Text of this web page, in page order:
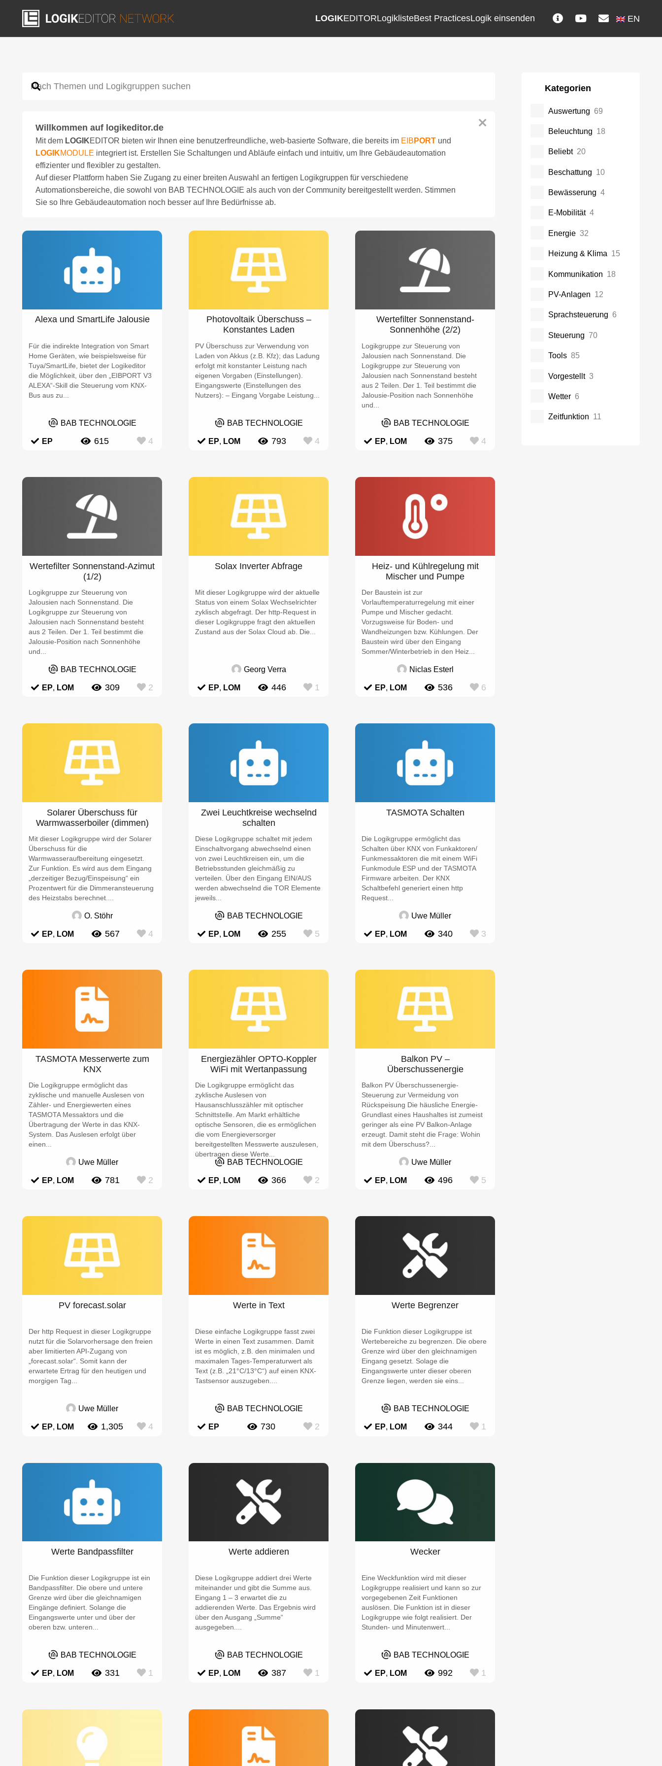
LOGIKEDITORLogiklisteBest PracticesLogik einsenden EN
Willkommen auf logikeditor.de
Mit dem LOGIKEDITOR bieten wir Ihnen eine benutzerfreundliche, web-basierte Software, die bereits im EIBPORT und
LOGIKMODULE integriert ist. Erstellen Sie Schaltungen und Abläufe einfach und intuitiv, um Ihre Gebäudeautomation
effizienter und flexibler zu gestalten.
Auf dieser Plattform haben Sie Zugang zu einer breiten Auswahl an fertigen Logikgruppen für verschiedene
Automationsbereiche, die sowohl von BAB TECHNOLOGIE als auch von der Community bereitgestellt werden. Stimmen
Sie so Ihre Gebäudeautomation noch besser auf Ihre Bedürfnisse ab.
Alexa und SmartLife Jalousie
Für die indirekte Integration von Smart
Home Geräten, wie beispielsweise für
Tuya/SmartLife, bietet der Logikeditor
die Möglichkeit, über den „EIBPORT V3
ALEXA“-Skill die Steuerung vom KNX-
Bus aus zu...
BAB TECHNOLOGIE
EP 615 4
Photovoltaik Überschuss –
Konstantes Laden
PV Überschuss zur Verwendung von
Laden von Akkus (z.B. Kfz); das Ladung
erfolgt mit konstanter Leistung nach
eigenen Vorgaben (Einstellungen).
Eingangswerte (Einstellungen des
Nutzers): – Eingang Vorgabe Leistung...
BAB TECHNOLOGIE
EP, LOM 793 4
Wertefilter Sonnenstand-
Sonnenhöhe (2/2)
Logikgruppe zur Steuerung von
Jalousien nach Sonnenstand. Die
Logikgruppe zur Steuerung von
Jalousien nach Sonnenstand besteht
aus 2 Teilen. Der 1. Teil bestimmt die
Jalousie-Position nach Sonnenhöhe
und...
BAB TECHNOLOGIE
EP, LOM 375 4
Wertefilter Sonnenstand-Azimut
(1/2)
Logikgruppe zur Steuerung von
Jalousien nach Sonnenstand. Die
Logikgruppe zur Steuerung von
Jalousien nach Sonnenstand besteht
aus 2 Teilen. Der 1. Teil bestimmt die
Jalousie-Position nach Sonnenhöhe
und...
BAB TECHNOLOGIE
EP, LOM 309 2
Solax Inverter Abfrage
Mit dieser Logikgruppe wird der aktuelle
Status von einem Solax Wechselrichter
zyklisch abgefragt. Der http-Request in
dieser Logikgruppe fragt den aktuellen
Zustand aus der Solax Cloud ab. Die...
Georg Verra
EP, LOM 446 1
Heiz- und Kühlregelung mit
Mischer und Pumpe
Der Baustein ist zur
Vorlauftemperaturregelung mit einer
Pumpe und Mischer gedacht.
Vorzugsweise für Boden- und
Wandheizungen bzw. Kühlungen. Der
Baustein wird über den Eingang
Sommer/Winterbetrieb in den Heiz...
Niclas Esterl
EP, LOM 536 6
Solarer Überschuss für
Warmwasserboiler (dimmen)
Mit dieser Logikgruppe wird der Solarer
Überschuss für die
Warmwasseraufbereitung eingesetzt.
Zur Funktion. Es wird aus dem Eingang
„derzeitiger Bezug/Einspeisung“ ein
Prozentwert für die Dimmeransteuerung
des Heizstabs berechnet....
O. Stöhr
EP, LOM 567 4
Zwei Leuchtkreise wechselnd
schalten
Diese Logikgruppe schaltet mit jedem
Einschaltvorgang abwechselnd einen
von zwei Leuchtkreisen ein, um die
Betriebsstunden gleichmäßig zu
verteilen. Über den Eingang EIN/AUS
werden abwechselnd die TOR Elemente
jeweils...
BAB TECHNOLOGIE
EP, LOM 255 5
TASMOTA Schalten
Die Logikgruppe ermöglicht das
Schalten über KNX von Funkaktoren/
Funkmessaktoren die mit einem WiFi
Funkmodule ESP und der TASMOTA
Firmware arbeiten. Der KNX
Schaltbefehl generiert einen http
Request...
Uwe Müller
EP, LOM 340 3
TASMOTA Messerwerte zum
KNX
Die Logikgruppe ermöglicht das
zyklische und manuelle Auslesen von
Zähler- und Energiewerten eines
TASMOTA Messaktors und die
Übertragung der Werte in das KNX-
System. Das Auslesen erfolgt über
einen...
Uwe Müller
EP, LOM 781 2
Energiezähler OPTO-Koppler
WiFi mit Wertanpassung
Die Logikgruppe ermöglicht das
zyklische Auslesen von
Hausanschlusszähler mit optischer
Schnittstelle. Am Markt erhältliche
optische Sensoren, die es ermöglichen
die vom Energieversorger
bereitgestellten Messwerte auszulesen,
übertragen diese Werte...
BAB TECHNOLOGIE
EP, LOM 366 2
Balkon PV –
Überschussenergie
Balkon PV Überschussenergie-
Steuerung zur Vermeidung von
Rückspeisung Die häusliche Energie-
Grundlast eines Haushaltes ist zumeist
geringer als eine PV Balkon-Anlage
erzeugt. Damit steht die Frage: Wohin
mit dem Überschuss?...
Uwe Müller
EP, LOM 496 5
PV forecast.solar
Der http Request in dieser Logikgruppe
nutzt für die Solarvorhersage den freien
aber limitierten API-Zugang von
„forecast.solar“. Somit kann der
erwartete Ertrag für den heutigen und
morgigen Tag...
Uwe Müller
EP, LOM 1,305 4
Werte in Text
Diese einfache Logikgruppe fasst zwei
Werte in einen Text zusammen. Damit
ist es möglich, z.B. den minimalen und
maximalen Tages-Temperaturwert als
Text (z.B. „21°C/13°C“) auf einen KNX-
Tastsensor auszugeben....
BAB TECHNOLOGIE
EP 730 2
Werte Begrenzer
Die Funktion dieser Logikgruppe ist
Wertebereiche zu begrenzen. Die obere
Grenze wird über den gleichnamigen
Eingang gesetzt. Solage die
Eingangswerte unter dieser oberen
Grenze liegen, werden sie eins...
BAB TECHNOLOGIE
EP, LOM 344 1
Werte Bandpassfilter
Die Funktion dieser Logikgruppe ist ein
Bandpassfilter. Die obere und untere
Grenze wird über die gleichnamigen
Eingänge definiert. Solange die
Eingangswerte unter und über der
oberen bzw. unteren...
BAB TECHNOLOGIE
EP, LOM 331 1
Werte addieren
Diese Logikgruppe addiert drei Werte
miteinander und gibt die Summe aus.
Eingang 1 – 3 erwartet die zu
addierenden Werte. Das Ergebnis wird
über den Ausgang „Summe“
ausgegeben....
BAB TECHNOLOGIE
EP, LOM 387 1
Wecker
Eine Weckfunktion wird mit dieser
Logikgruppe realisiert und kann so zur
vorgegebenen Zeit Funktionen
auslösen. Die Funktion ist in dieser
Logikgruppe wie folgt realisiert. Der
Stunden- und Minutenwert...
BAB TECHNOLOGIE
EP, LOM 992 1
Kategorien
Auswertung 69
Beleuchtung 18
Beliebt 20
Beschattung 10
Bewässerung 4
E-Mobilität 4
Energie 32
Heizung & Klima 15
Kommunikation 18
PV-Anlagen 12
Sprachsteuerung 6
Steuerung 70
Tools 85
Vorgestellt 3
Wetter 6
Zeitfunktion 11